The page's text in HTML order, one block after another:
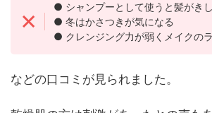
● シャンプーとして使うと髪がき
● 冬はかさつきが気になる
● クレンジング力が弱くメイクの
などの口コミが見られました。